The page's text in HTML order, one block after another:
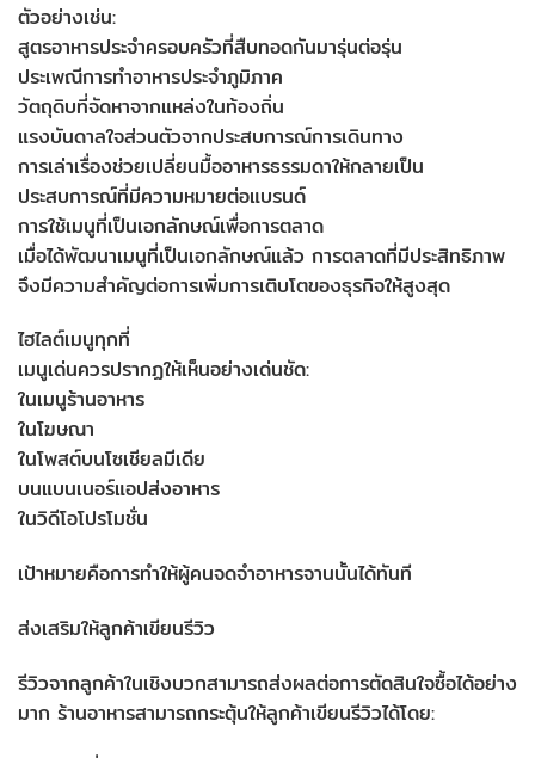
ตัวอย่างเช่น:
สูตรอาหารประจำครอบครัวที่สืบทอดกันมารุ่นต่อรุ่น
ประเพณีการทำอาหารประจำภูมิภาค
วัตถุดิบที่จัดหาจากแหล่งในท้องถิ่น
แรงบันดาลใจส่วนตัวจากประสบการณ์การเดินทาง
การเล่าเรื่องช่วยเปลี่ยนมื้ออาหารธรรมดาให้กลายเป็น
ประสบการณ์ที่มีความหมายต่อแบรนด์
การใช้เมนูที่เป็นเอกลักษณ์เพื่อการตลาด
เมื่อได้พัฒนาเมนูที่เป็นเอกลักษณ์แล้ว การตลาดที่มีประสิทธิภาพ
จึงมีความสำคัญต่อการเพิ่มการเติบโตของธุรกิจให้สูงสุด
ไฮไลต์เมนูทุกที่
เมนูเด่นควรปรากฏให้เห็นอย่างเด่นชัด:
ในเมนูร้านอาหาร
ในโฆษณา
ในโพสต์บนโซเชียลมีเดีย
บนแบนเนอร์แอปส่งอาหาร
ในวิดีโอโปรโมชั่น
เป้าหมายคือการทำให้ผู้คนจดจำอาหารจานนั้นได้ทันที
ส่งเสริมให้ลูกค้าเขียนรีวิว
รีวิวจากลูกค้าในเชิงบวกสามารถส่งผลต่อการตัดสินใจซื้อได้อย่าง
มาก ร้านอาหารสามารถกระตุ้นให้ลูกค้าเขียนรีวิวได้โดย: